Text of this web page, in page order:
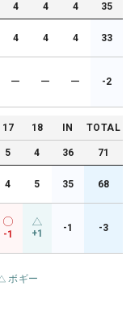
4 4 4 35
4 4 4 33
ー ー ー -2
17 18 IN TOTAL
5 4 36 71
4 5 35 68
-1 +1 -1 -3
ボギー